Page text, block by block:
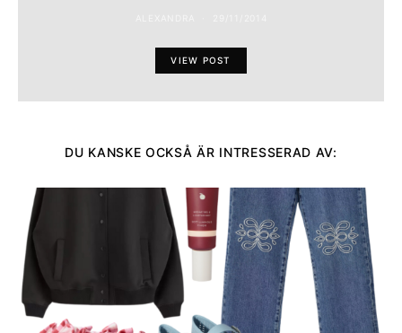
VIEW POST
DU KANSKE OCKSÅ ÄR INTRESSERAD AV: